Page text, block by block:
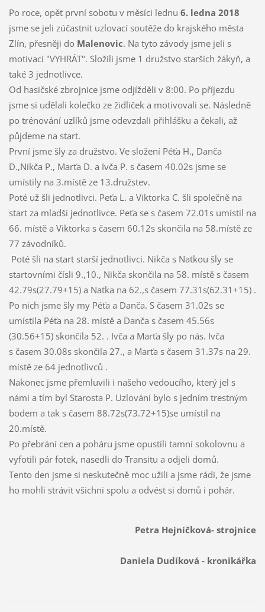
Po roce, opět první sobotu v měsíci lednu 6. ledna 2018
jsme se jeli zúčastnit uzlovací soutěže do krajského města
Zlín, přesněji do Malenovic. Na tyto závody jsme jeli s
motivací "VYHRÁT". Složili jsme 1 družstvo starších žákyň, a
také 3 jednotlivce.
Od hasičské zbrojnice jsme odjížděli v 8:00. Po příjezdu
jsme si udělali kolečko ze židliček a motivovali se. Následně
po trénování uzlíků jsme odevzdali přihlášku a čekali, až
půjdeme na start.
První jsme šly za družstvo. Ve složení Péťa H., Danča
D.,Nikča P., Marťa D. a Ivča P. s časem 40.02s jsme se
umístily na 3.místě ze 13.družstev.
Poté už šli jednotlivci. Peťa L. a Viktorka C. šli společně na
start za mladší jednotlivce. Peťa se s časem 72.01s umístil na
66. místě a Viktorka s časem 60.12s skončila na 58.místě ze
77 závodníků.
Poté šli na start starší jednotlivci. Nikča s Natkou šly se
startovními čísli 9.,10., Nikča skončila na 58. místě s časem
42.79s(27.79+15) a Natka na 62.,s časem 77.31s(62.31+15) .
Po nich jsme šly my Péťa a Danča. S časem 31.02s se
umístila Péťa na 28. místě a Danča s časem 45.56s
(30.56+15) skončila 52. . Ivča a Marťa šly po nás. Ivča
s časem 30.08s skončila 27., a Marťa s časem 31.37s na 29.
místě ze 64 jednotlivců .
Nakonec jsme přemluvili i našeho vedoucího, který jel s
námi a tím byl Starosta P. Uzlování bylo s jedním trestným
bodem a tak s časem 88.72s(73.72+15)se umístil na
20.místě.
Po přebrání cen a poháru jsme opustili tamní sokolovnu a
vyfotili pár fotek, nasedli do Transitu a odjeli domů.
Tento den jsme si neskutečně moc užili a jsme rádi, že jsme
ho mohli strávit všichni spolu a odvést si domů i pohár.
Petra Hejníčková- strojnice
Daniela Dudíková - kronikářka